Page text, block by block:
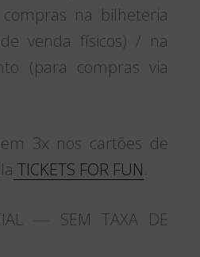
na bilheteria
venda físicos) / na
(para compras via
3x nos cartões de
TICKETS FOR FUN.
— SEM TAXA DE